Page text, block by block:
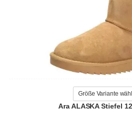
Größe Variante
Ara ALASKA Stiefel